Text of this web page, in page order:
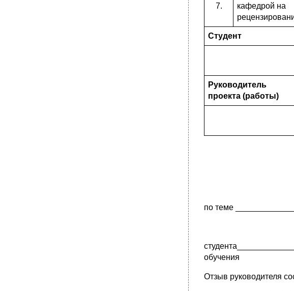
7.
кафедрой на
Студент
Руководитель
проекта (работы)
по теме
обучения
Отзыв руководителя